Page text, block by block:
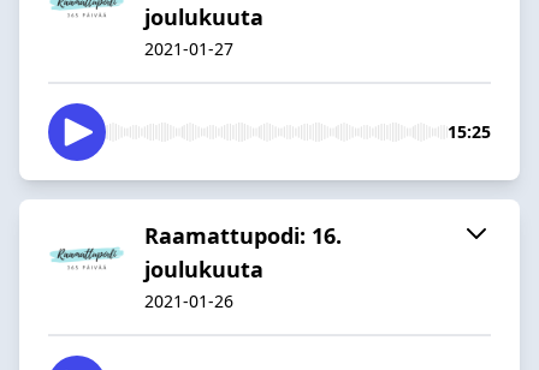
joulukuuta
2021-01-27
15:25
Raamattupodi: 16.
joulukuuta
2021-01-26